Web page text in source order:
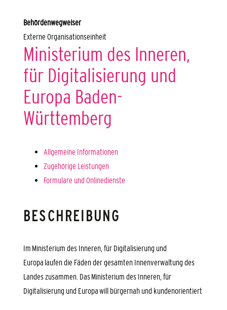
Behördenwegweiser
Externe Organisationseinheit
Ministerium des Inneren,
für Digitalisierung und
Europa Baden-
Württemberg
Allgemeine Informationen
Zugehörige Leistungen
Formulare und Onlinedienste
BESCHREIBUNG
Im Ministerium des Inneren, für Digitalisierung und
Europa laufen die Fäden der gesamten Innenverwaltung des
Landes zusammen. Das Ministerium des Inneren, für
Digitalisierung und Europa will bürgernah und kundenorientiert